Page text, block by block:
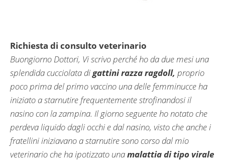
Richiesta di consulto veterinario
Buongiorno Dottori, Vi scrivo perché ho da due mesi una
splendida cucciolata digattini razza ragdoll, proprio
poco prima del primo vaccino una delle femminucce ha
iniziato a starnutire frequentemente strofinandosi il
nasino con la zampina. Il giorno seguente ho notato che
perdeva liquido dagli occhi e dal nasino, visto che anche i
fratellini iniziavano a starnutire sono corso dal mio
veterinario che ha ipotizzato unamalattia di tipo virale